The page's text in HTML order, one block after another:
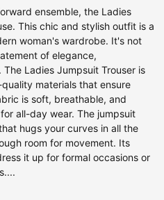
ensemble, the Ladies
This chic and stylish outfit is a
woman's wardrobe. It's not
of elegance,
Ladies Jumpsuit Trouser is
materials that ensure
is soft, breathable, and
all-day wear. The jumpsuit
hugs your curves in all the
room for movement. Its
it up for formal occasions or